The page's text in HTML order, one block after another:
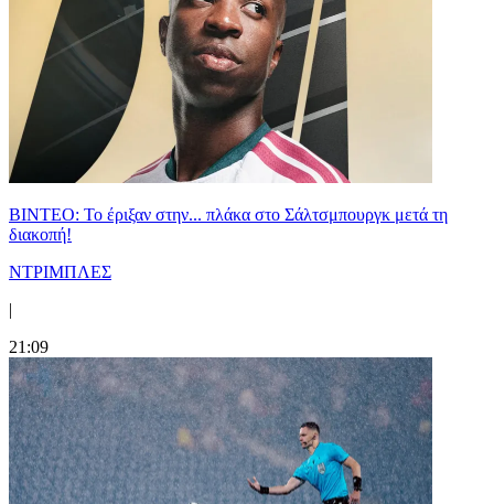
ΒΙΝΤΕΟ: Το έριξαν στην... πλάκα στο Σάλτσμπουργκ μετά τη
διακοπή!
ΝΤΡΙΜΠΛΕΣ
|
21:09